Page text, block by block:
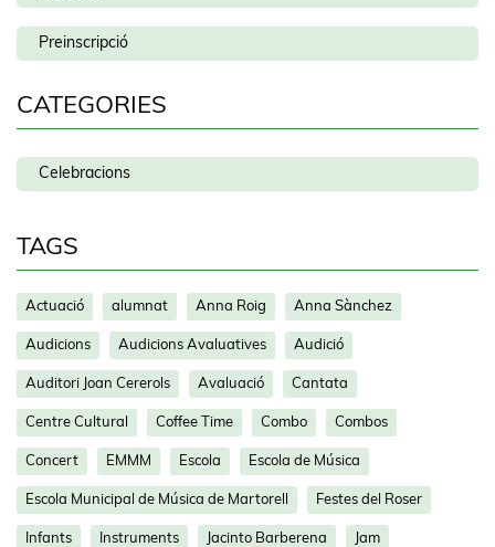
Preinscripció
CATEGORIES
Celebracions
TAGS
Actuació alumnat Anna Roig Anna Sànchez
Audicions Audicions Avaluatives Audició
Auditori Joan Cererols Avaluació Cantata
Centre Cultural Coffee Time Combo Combos
Concert EMMM Escola Escola de Música
Escola Municipal de Música de Martorell Festes del Roser
Infants Instruments Jacinto Barberena Jam